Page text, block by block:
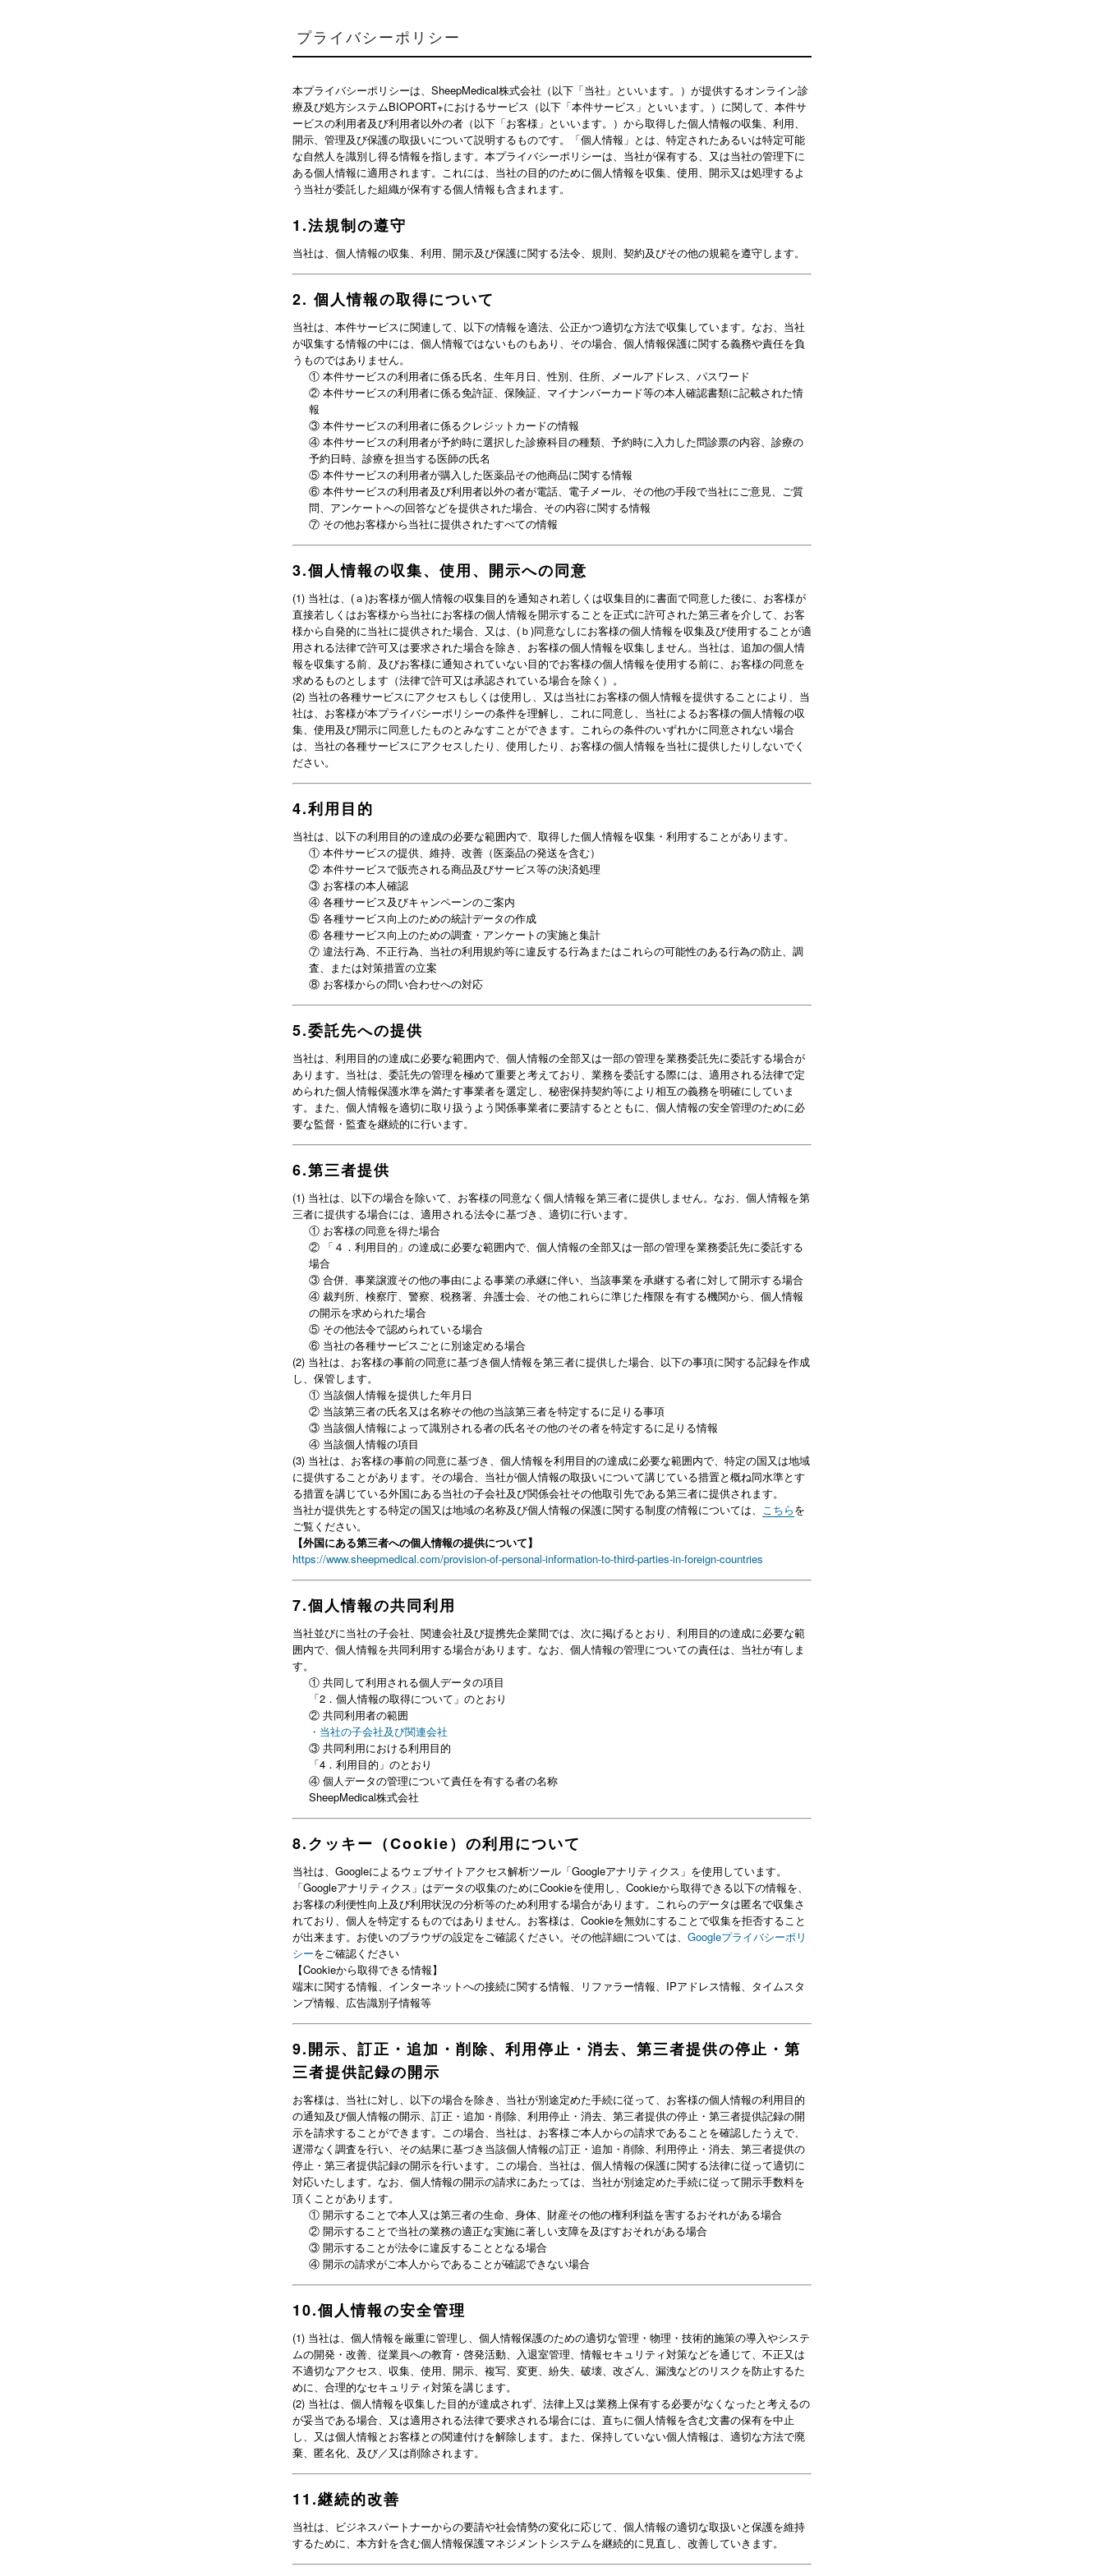
プライバシーポリシー
本プライバシーポリシーは、SheepMedical株式会社（以下「当社」といいます。）が提供するオンライン診
療及び処方システムBIOPORT+におけるサービス（以下「本件サービス」といいます。）に関して、本件サ
ービスの利用者及び利用者以外の者（以下「お客様」といいます。）から取得した個人情報の収集、利用、
開示、管理及び保護の取扱いについて説明するものです。「個人情報」とは、特定されたあるいは特定可能
な自然人を識別し得る情報を指します。本プライバシーポリシーは、当社が保有する、又は当社の管理下に
ある個人情報に適用されます。これには、当社の目的のために個人情報を収集、使用、開示又は処理するよ
う当社が委託した組織が保有する個人情報も含まれます。
1 .法規制の遵守
当社は、個人情報の収集、利用、開示及び保護に関する法令、規則、契約及びその他の規範を遵守します。
2. 個人情報の取得について
当社は、本件サービスに関連して、以下の情報を適法、公正かつ適切な方法で収集しています。なお、当社
が収集する情報の中には、個人情報ではないものもあり、その場合、個人情報保護に関する義務や責任を負
うものではありません。
① 本件サービスの利用者に係る氏名、生年月日、性別、住所、メールアドレス、パスワード
② 本件サービスの利用者に係る免許証、保険証、マイナンバーカード等の本人確認書類に記載された情
報
③ 本件サービスの利用者に係るクレジットカードの情報
④ 本件サービスの利用者が予約時に選択した診療科目の種類、予約時に入力した問診票の内容、診療の
予約日時、診療を担当する医師の氏名
⑤ 本件サービスの利用者が購入した医薬品その他商品に関する情報
⑥ 本件サービスの利用者及び利用者以外の者が電話、電子メール、その他の手段で当社にご意見、ご質
問、アンケートへの回答などを提供された場合、その内容に関する情報
⑦ その他お客様から当社に提供されたすべての情報
3.個人情報の収集、使用、開示への同意
(1) 当社は、(ａ)お客様が個人情報の収集目的を通知され若しくは収集目的に書面で同意した後に、お客様が
直接若しくはお客様から当社にお客様の個人情報を開示することを正式に許可された第三者を介して、お客
様から自発的に当社に提供された場合、又は、(ｂ)同意なしにお客様の個人情報を収集及び使用することが適
用される法律で許可又は要求された場合を除き、お客様の個人情報を収集しません。当社は、追加の個人情
報を収集する前、及びお客様に通知されていない目的でお客様の個人情報を使用する前に、お客様の同意を
求めるものとします（法律で許可又は承認されている場合を除く）。
(2) 当社の各種サービスにアクセスもしくは使用し、又は当社にお客様の個人情報を提供することにより、当
社は、お客様が本プライバシーポリシーの条件を理解し、これに同意し、当社によるお客様の個人情報の収
集、使用及び開示に同意したものとみなすことができます。これらの条件のいずれかに同意されない場合
は、当社の各種サービスにアクセスしたり、使用したり、お客様の個人情報を当社に提供したりしないでく
ださい。
4.利用目的
当社は、以下の利用目的の達成の必要な範囲内で、取得した個人情報を収集・利用することがあります。
① 本件サービスの提供、維持、改善（医薬品の発送を含む）
② 本件サービスで販売される商品及びサービス等の決済処理
③ お客様の本人確認
④ 各種サービス及びキャンペーンのご案内
⑤ 各種サービス向上のための統計データの作成
⑥ 各種サービス向上のための調査・アンケートの実施と集計
⑦ 違法行為、不正行為、当社の利用規約等に違反する行為またはこれらの可能性のある行為の防止、調
査、または対策措置の立案
⑧ お客様からの問い合わせへの対応
5.委託先への提供
当社は、利用目的の達成に必要な範囲内で、個人情報の全部又は一部の管理を業務委託先に委託する場合が
あります。当社は、委託先の管理を極めて重要と考えており、業務を委託する際には、適用される法律で定
められた個人情報保護水準を満たす事業者を選定し、秘密保持契約等により相互の義務を明確にしていま
す。また、個人情報を適切に取り扱うよう関係事業者に要請するとともに、個人情報の安全管理のために必
要な監督・監査を継続的に行います。
6.第三者提供
(1) 当社は、以下の場合を除いて、お客様の同意なく個人情報を第三者に提供しません。なお、個人情報を第
三者に提供する場合には、適用される法令に基づき、適切に行います。
① お客様の同意を得た場合
② 「４．利用目的」の達成に必要な範囲内で、個人情報の全部又は一部の管理を業務委託先に委託する
場合
③ 合併、事業譲渡その他の事由による事業の承継に伴い、当該事業を承継する者に対して開示する場合
④ 裁判所、検察庁、警察、税務署、弁護士会、その他これらに準じた権限を有する機関から、個人情報
の開示を求められた場合
⑤ その他法令で認められている場合
⑥ 当社の各種サービスごとに別途定める場合
(2) 当社は、お客様の事前の同意に基づき個人情報を第三者に提供した場合、以下の事項に関する記録を作成
し、保管します。
① 当該個人情報を提供した年月日
② 当該第三者の氏名又は名称その他の当該第三者を特定するに足りる事項
③ 当該個人情報によって識別される者の氏名その他のその者を特定するに足りる情報
④ 当該個人情報の項目
(3) 当社は、お客様の事前の同意に基づき、個人情報を利用目的の達成に必要な範囲内で、特定の国又は地域
に提供することがあります。その場合、当社が個人情報の取扱いについて講じている措置と概ね同水準とす
る措置を講じている外国にある当社の子会社及び関係会社その他取引先である第三者に提供されます。
当社が提供先とする特定の国又は地域の名称及び個人情報の保護に関する制度の情報については、 こちらを
ご覧ください。
【外国にある第三者への個人情報の提供について】
https://www.sheepmedical.com/provision-of-personal-information-to-third-parties-in-foreign-countries
7.個人情報の共同利用
当社並びに当社の子会社、関連会社及び提携先企業間では、次に掲げるとおり、利用目的の達成に必要な範
囲内で、個人情報を共同利用する場合があります。なお、個人情報の管理についての責任は、当社が有しま
す。
① 共同して利用される個人データの項目
「2．個人情報の取得について」のとおり
② 共同利用者の範囲
・当社の子会社及び関連会社
③ 共同利用における利用目的
「4．利用目的」のとおり
④ 個人データの管理について責任を有する者の名称
SheepMedical株式会社
8.クッキー（Cookie）の利用について
当社は、Googleによるウェブサイトアクセス解析ツール「Googleアナリティクス」を使用しています。
「Googleアナリティクス」はデータの収集のためにCookieを使用し、Cookieから取得できる以下の情報を、
お客様の利便性向上及び利用状況の分析等のため利用する場合があります。これらのデータは匿名で収集さ
れており、個人を特定するものではありません。お客様は、Cookieを無効にすることで収集を拒否すること
が出来ます。お使いのブラウザの設定をご確認ください。その他詳細については、 Googleプライバシーポリ
シーをご確認ください
【Cookieから取得できる情報】
端末に関する情報、インターネットへの接続に関する情報、リファラー情報、IPアドレス情報、タイムスタ
ンプ情報、広告識別子情報等
9.開示、訂正・追加・削除、利用停止・消去、第三者提供の停止・第
三者提供記録の開示
お客様は、当社に対し、以下の場合を除き、当社が別途定めた手続に従って、お客様の個人情報の利用目的
の通知及び個人情報の開示、訂正・追加・削除、利用停止・消去、第三者提供の停止・第三者提供記録の開
示を請求することができます。この場合、当社は、お客様ご本人からの請求であることを確認したうえで、
遅滞なく調査を行い、その結果に基づき当該個人情報の訂正・追加・削除、利用停止・消去、第三者提供の
停止・第三者提供記録の開示を行います。この場合、当社は、個人情報の保護に関する法律に従って適切に
対応いたします。なお、個人情報の開示の請求にあたっては、当社が別途定めた手続に従って開示手数料を
頂くことがあります。
① 開示することで本人又は第三者の生命、身体、財産その他の権利利益を害するおそれがある場合
② 開示することで当社の業務の適正な実施に著しい支障を及ぼすおそれがある場合
③ 開示することが法令に違反することとなる場合
④ 開示の請求がご本人からであることが確認できない場合
10.個人情報の安全管理
(1) 当社は、個人情報を厳重に管理し、個人情報保護のための適切な管理・物理・技術的施策の導入やシステ
ムの開発・改善、従業員への教育・啓発活動、入退室管理、情報セキュリティ対策などを通じて、不正又は
不適切なアクセス、収集、使用、開示、複写、変更、紛失、破壊、改ざん、漏洩などのリスクを防止するた
めに、合理的なセキュリティ対策を講じます。
(2) 当社は、個人情報を収集した目的が達成されず、法律上又は業務上保有する必要がなくなったと考えるの
が妥当である場合、又は適用される法律で要求される場合には、直ちに個人情報を含む文書の保有を中止
し、又は個人情報とお客様との関連付けを解除します。また、保持していない個人情報は、適切な方法で廃
棄、匿名化、及び／又は削除されます。
11 .継続的改善
当社は、ビジネスパートナーからの要請や社会情勢の変化に応じて、個人情報の適切な取扱いと保護を維持
するために、本方針を含む個人情報保護マネジメントシステムを継続的に見直し、改善していきます。